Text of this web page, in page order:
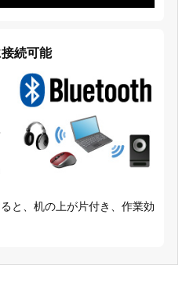
続可能
と、机の上が片付き、作業効